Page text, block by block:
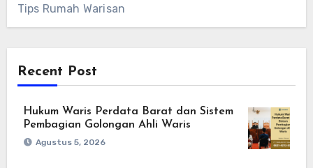
Tips Rumah Warisan
Recent Post
Hukum Waris Perdata Barat dan Sistem
Pembagian Golongan Ahli Waris
Agustus 5, 2026